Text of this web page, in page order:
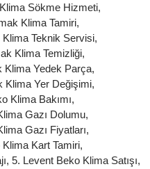
Sökme Hizmeti,
Klima Tamiri,
Teknik Servisi,
Klima Temizliği,
Klima Yedek Parça,
Klima Yer Değişimi,
Klima Bakımı,
Gazı Dolumu,
Gazı Fiyatları,
Kart Tamiri,
, 5. Levent Beko Klima Satışı,